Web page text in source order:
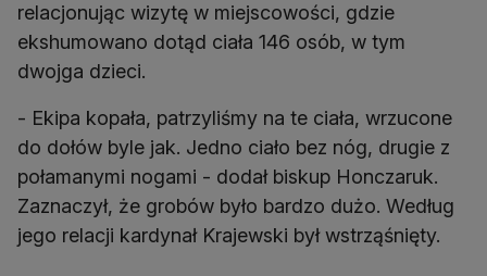
relacjonując wizytę w miejscowości, gdzie
ekshumowano dotąd ciała 146 osób, w tym
dwojga dzieci.
- Ekipa kopała, patrzyliśmy na te ciała, wrzucone
do dołów byle jak. Jedno ciało bez nóg, drugie z
połamanymi nogami - dodał biskup Honczaruk.
Zaznaczył, że grobów było bardzo dużo. Według
jego relacji kardynał Krajewski był wstrząśnięty.